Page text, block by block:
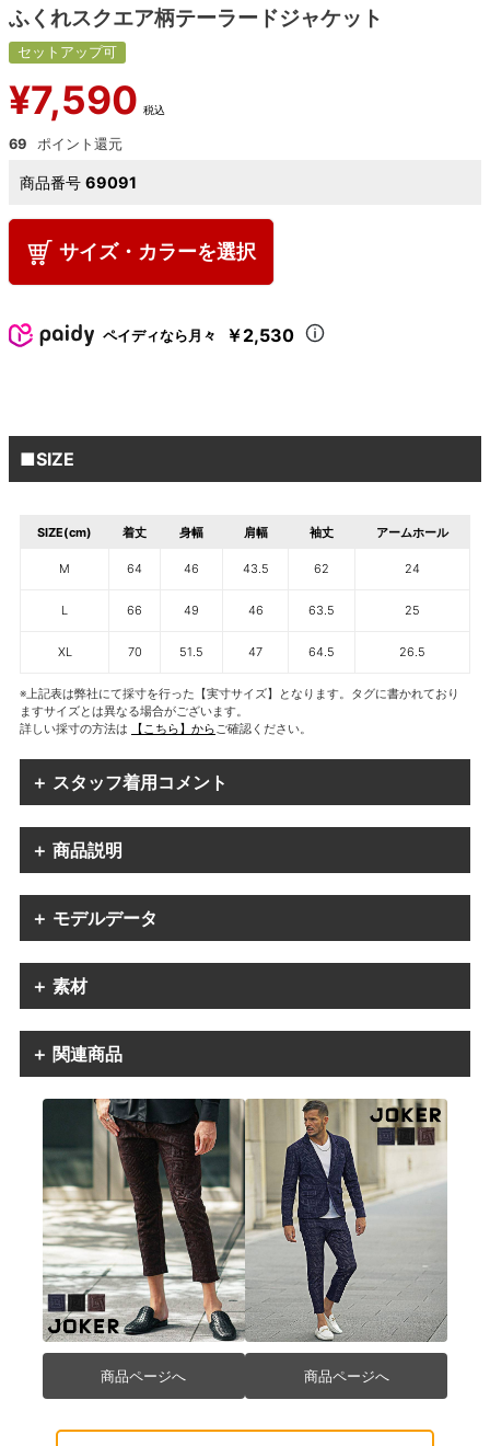
ふくれスクエア柄テーラードジャケット
セットアップ可
¥7,590 税込
69
商品番号 69091
サイズ・カラーを選択
ペイディなら月々 ￥2,530
■SIZE
SIZE(cm) 着丈 身幅 肩幅 袖丈 アームホール
M 64 46 43.5 62 24
L 66 49 46 63.5 25
XL 70 51.5 47 64.5 26.5
※上記表は弊社にて採寸を行った【実寸サイズ】となります。タグに書かれており
ますサイズとは異なる場合がございます。
詳しい採寸の方法は
【こちら】からご確認ください。
＋ スタッフ着用コメント
＋ 商品説明
＋ モデルデータ
＋ 素材
＋ 関連商品
商品ページへ 商品ページへ